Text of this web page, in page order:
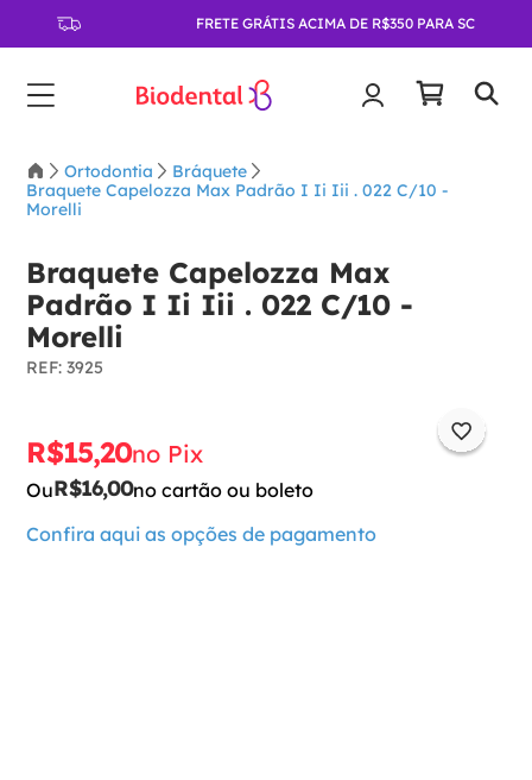
FRETE GRÁTIS ACIMA DE R$350 PARA SC
Ortodontia
Bráquete
Braquete Capelozza Max Padrão I Ii Iii . 022 C/10 -
Morelli
Braquete Capelozza Max
Padrão I Ii Iii . 022 C/10 -
Morelli
:3925
R$15,20no Pix
OuR$16,00no cartão ou boleto
Confira aqui as opções de pagamento